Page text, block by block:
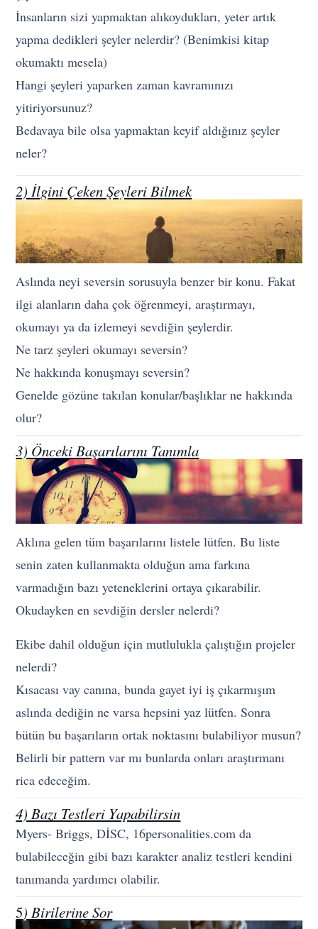
İnsanların sizi yapmaktan alıkoydukları, yeter artık
yapma dedikleri şeyler nelerdir? (Benimkisi kitap
okumaktı mesela)
Hangi şeyleri yaparken zaman kavramınızı
yitiriyorsunuz?
Bedavaya bile olsa yapmaktan keyif aldığınız şeyler
neler?
2) İlgini Çeken Şeyleri Bilmek
Aslında neyi seversin sorusuyla benzer bir konu. Fakat
ilgi alanların daha çok öğrenmeyi, araştırmayı,
okumayı ya da izlemeyi sevdiğin şeylerdir.
Ne tarz şeyleri okumayı seversin?
Ne hakkında konuşmayı seversin?
Genelde gözüne takılan konular/başlıklar ne hakkında
olur?
3) Önceki Başarılarını Tanımla
Aklına gelen tüm başarılarını listele lütfen. Bu liste
senin zaten kullanmakta olduğun ama farkına
varmadığın bazı yeteneklerini ortaya çıkarabilir.
Okudayken en sevdiğin dersler nelerdi?
Ekibe dahil olduğun için mutlulukla çalıştığın projeler
nelerdi?
Kısacası vay canına, bunda gayet iyi iş çıkarmışım
aslında dediğin ne varsa hepsini yaz lütfen. Sonra
bütün bu başarıların ortak noktasını bulabiliyor musun?
Belirli bir pattern var mı bunlarda onları araştırmanı
rica edeceğim.
4) Bazı Testleri Yapabilirsin
Myers- Briggs, DİSC, 16personalities.com da
bulabileceğin gibi bazı karakter analiz testleri kendini
tanımanda yardımcı olabilir.
5) Birilerine Sor